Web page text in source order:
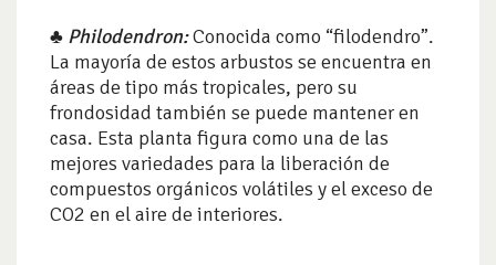
♣ Philodendron:Conocida como “filodendro”.
La mayoría de estos arbustos se encuentra en
áreas de tipo más tropicales, pero su
frondosidad también se puede mantener en
casa. Esta planta figura como una de las
mejores variedades para la liberación de
compuestos orgánicos volátiles y el exceso de
CO2 en el aire de interiores.